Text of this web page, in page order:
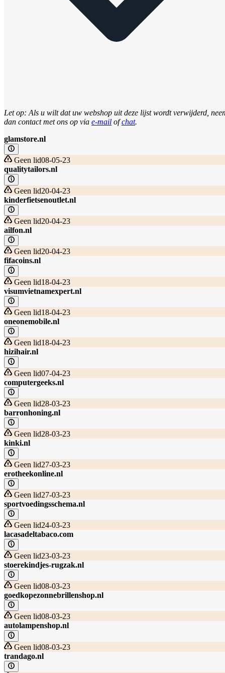
Let op: Als u wilt dat uw webshop uit deze lijst wordt verwijderd,
dan contact met ons op via e-mail ofchat.
glamstore.nl
Geen lid08-05-23
qualitytailors.nl
Geen lid20-04-23
kinderfietsenoutlet.nl
Geen lid20-04-23
ailfon.nl
Geen lid20-04-23
fifacoins.nl
Geen lid18-04-23
visumvietnamexpert.nl
Geen lid18-04-23
oneonemobile.nl
Geen lid18-04-23
hizihair.nl
Geen lid07-04-23
computergeeks.nl
Geen lid28-03-23
barronhoning.nl
Geen lid28-03-23
kinki.nl
Geen lid27-03-23
erotheekonline.nl
Geen lid27-03-23
sportvoedingsschema.nl
Geen lid24-03-23
lacasadeltabaco.com
Geen lid23-03-23
stoerekindjes-rugzak.nl
Geen lid08-03-23
goedkopezonnebrillenshop.nl
Geen lid08-03-23
autolampenshop.nl
Geen lid08-03-23
trandago.nl